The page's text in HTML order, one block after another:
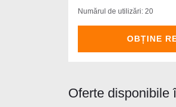
Numărul de utilizări: 20
OBȚINE
Oferte disponibile